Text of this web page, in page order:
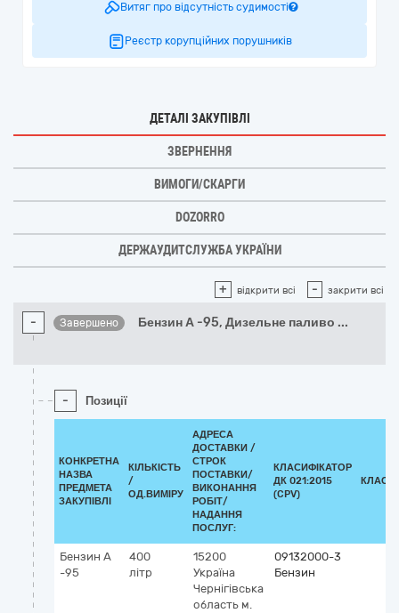
Витяг про відсутність судимості
Реєстр корупційних порушників
ДЕТАЛІ ЗАКУПІВЛІ
ЗВЕРНЕННЯ
ВИМОГИ/СКАРГИ
DOZORRO
ДЕРЖАУДИТСЛУЖБА УКРАЇНИ
+ відкрити всі - закрити всі
- Завершено Бензин А -95, Дизельне паливо ...
- Позиції
КОНКРЕТНА
НАЗВА
ПРЕДМЕТА
ЗАКУПІВЛІ
КІЛЬКІСТЬ
/
ОД.ВИМІРУ
АДРЕСА
ДОСТАВКИ /
СТРОК
ПОСТАВКИ/
ВИКОНАННЯ
РОБІТ/
НАДАННЯ
ПОСЛУГ:
КЛАСИФІКАТОР
ДК 021:2015
(CPV)
Бензин А
-95
400
літр
15200
Україна
Чернігівська
область м.
09132000-3
Бензин